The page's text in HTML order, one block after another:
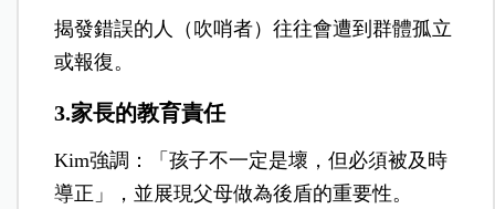
揭發錯誤的人（吹哨者）往往會遭到群體孤立
或報復。
3.家長的教育責任
Kim強調：「孩子不一定是壞，但必須被及時
導正」，並展現父母做為後盾的重要性。